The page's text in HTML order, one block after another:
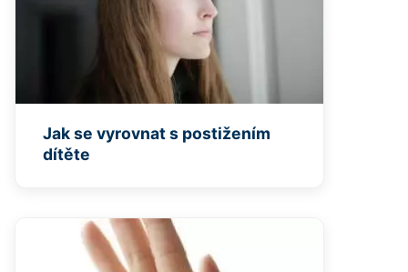
Jak se vyrovnat s postižením
dítěte